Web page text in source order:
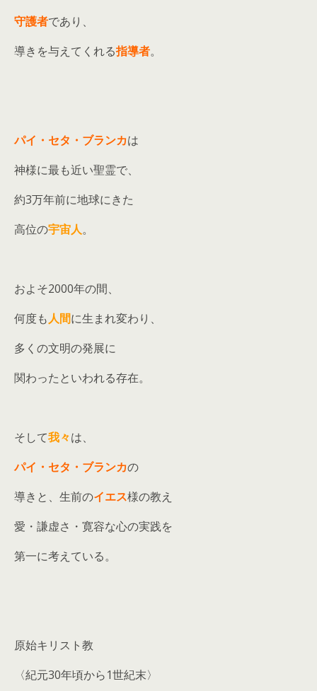
守護者であり、
導きを与えてくれる指導者。
パイ・セタ・ブランカは
神様に最も近い聖霊で、
約3万年前に地球にきた
高位の宇宙人。
およそ2000年の間、
何度も人間に生まれ変わり、
多くの文明の発展に
関わったといわれる存在。
そして我々は、
パイ・セタ・ブランカの
導きと、生前のイエス様の教え
愛・謙虚さ・寛容な心の実践を
第一に考えている。
原始キリスト教
〈紀元30年頃から1世紀末〉